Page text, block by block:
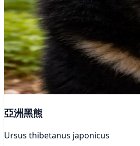
亞洲黑熊
Ursus thibetanus japonicus